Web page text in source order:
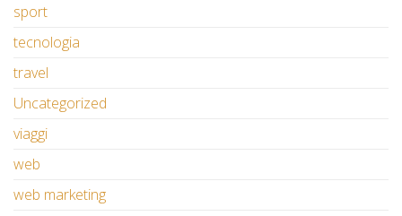
sport
tecnologia
travel
Uncategorized
viaggi
web
web marketing